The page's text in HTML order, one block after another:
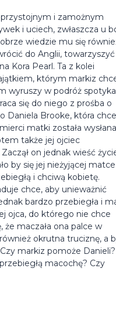
i zamożnym
i uciech, zwłaszcza u
wiedzie mu się
do Anglii,
Kora Pearl. Ta z kolei
którym markiz
wyruszy w podróż spotyka
się do niego z prośba o
Daniela Brooke, która chce
matki została
także jej ojciec
on jednak wieść
by się jej nieżyjącej
i chciwą kobietę.
chce, aby unieważnić
bardzo przebiegła i
ojca, do którego nie chce
że maczała ona palce w
okrutna truciznę, a
markiz pomoże Danieli?
macochę? Czy